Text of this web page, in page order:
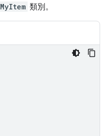
MyItem 類別。